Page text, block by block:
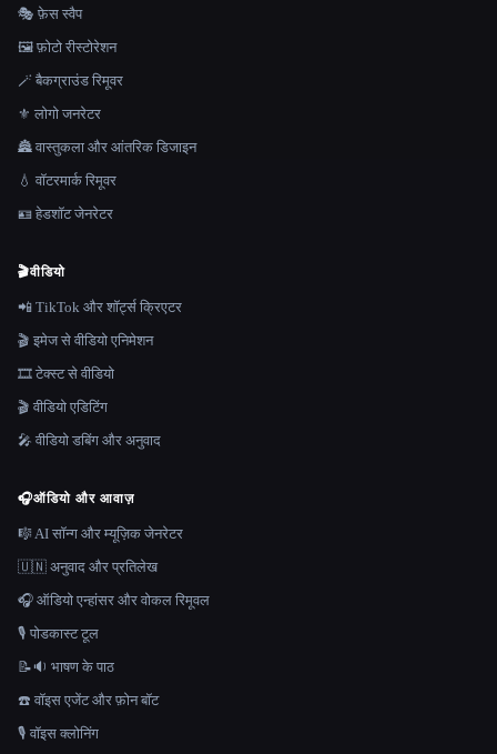
🎭 फ़ेस स्वैप
🖼️ फ़ोटो रीस्टोरेशन
🪄 बैकग्राउंड रिमूवर
⚜️ लोगो जनरेटर
🏯 वास्तुकला और आंतरिक डिजाइन
💧 वॉटरमार्क रिमूवर
🪪 हेडशॉट जेनरेटर
🎬वीडियो
📲 TikTok और शॉर्ट्स क्रिएटर
🎬 इमेज से वीडियो एनिमेशन
🎞️ टेक्स्ट से वीडियो
🎬 वीडियो एडिटिंग
🎤 वीडियो डबिंग और अनुवाद
🎧ऑडियो और आवाज़
🎼 AI सॉन्ग और म्यूज़िक जेनरेटर
🇺🇳 अनुवाद और प्रतिलेख
🎧 ऑडियो एन्हांसर और वोकल रिमूवल
🎙️ पोडकास्ट टूल
📝🔉 भाषण के पाठ
☎️ वॉइस एजेंट और फ़ोन बॉट
🎙️ वॉइस क्लोनिंग